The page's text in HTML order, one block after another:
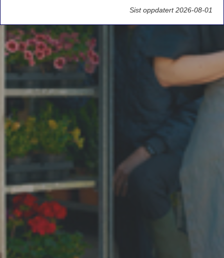
Sist oppdatert 2026-08-01